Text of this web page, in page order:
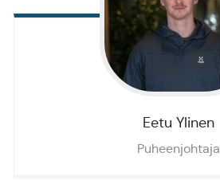
Eetu Ylinen
Puheenjohtaja